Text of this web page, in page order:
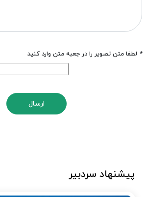
* لطفا متن تصویر را در جعبه متن وارد کنید
ارسال
پیشنهاد سردبیر